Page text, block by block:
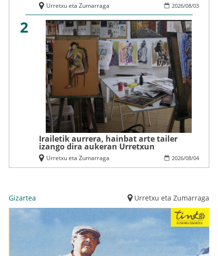
2026/08/03
Urretxu eta Zumarraga
2
Irailetik aurrera, hainbat arte tailer
izango dira aukeran Urretxun
2026/08/04
Urretxu eta Zumarraga
Gizartea Urretxu eta Zumarraga